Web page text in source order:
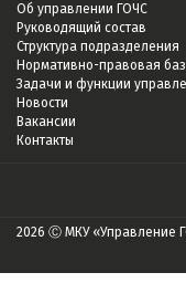
Об управлении ГОЧС
Руководящий состав
Структура подразделения
Нормативно-правовая
Задачи и функции
Новости
Вакансии
Контакты
2026 Ⓒ МКУ «Управление